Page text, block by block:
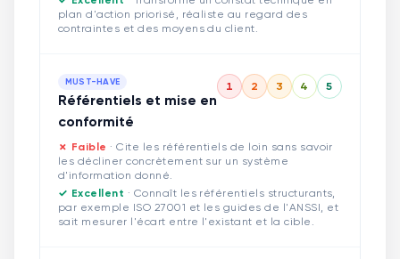
plan d'action priorisé, réaliste au regard des
contraintes et des moyens du client.
MUST-HAVE
Référentiels et mise en
conformité
1 2 3 4 5
✗ Faible ·Cite les référentiels de loin sans savoir
les décliner concrètement sur un système
d'information donné.
✓ Excellent · Connaît les référentiels structurants,
par exemple ISO 27001 et les guides de l'ANSSI, et
sait mesurer l'écart entre l'existant et la cible.